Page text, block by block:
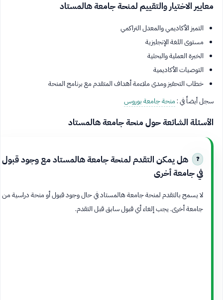
معايير الاختيار والتقييم لمنحة جامعة هالمستاد
التميز الأكاديمي والمعدل التراكمي
مستوى اللغة الإنجليزية
الخبرة العملية والبحثية
التوصيات الأكاديمية
خطاب التحفيز ومدى ملاءمة أهداف المتقدم مع برنامج المنحة
سجل أيضاً في :منحة جامعة بوروس
الأسئلة الشائعة حول منحة جامعة هالمستاد
هل يمكن التقدم لمنحة جامعة هالمستاد مع وجود قبول
في جامعة أخرى
لا يسمح بالتقدم لمنحة جامعة هالمستاد في حال وجود قبول أو منحة دراسية من
جامعة أخرى. يجب إلغاء أي قبول سابق قبل التقدم.